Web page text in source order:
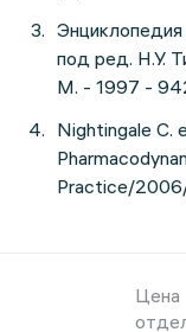
Энциклопедия
под ред. Н.У.
М. - 1997 -
Nightingale C.
Practice/